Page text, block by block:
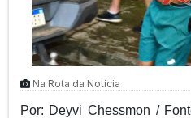
Na Rota da Notícia
Por: Deyvi Chessmon /